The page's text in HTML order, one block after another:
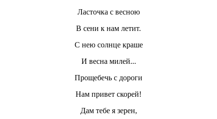
Ласточка с весною
В сени к нам летит.
С нею солнце краше
И весна милей...
Прощебечь с дороги
Нам привет скорей!
Дам тебе я зерен,